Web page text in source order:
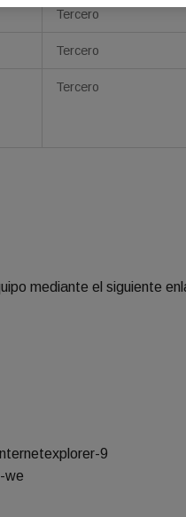
Tercero
Tercero
Tercero
mediante el siguiente
9
we